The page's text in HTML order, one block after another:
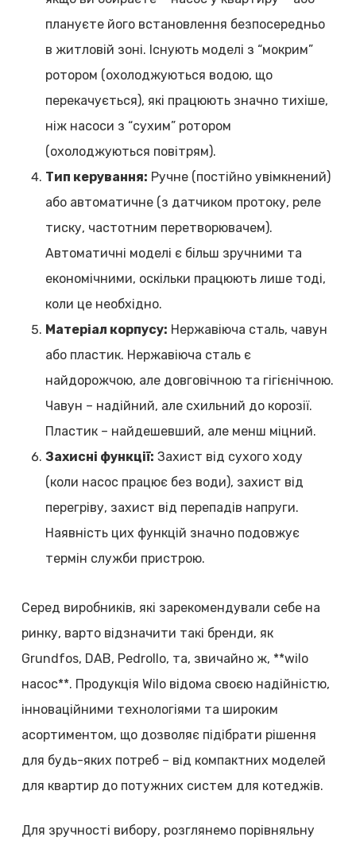
плануєте його встановлення безпосередньо
в житловій зоні. Існують моделі з “мокрим”
ротором (охолоджуються водою, що
перекачується), які працюють значно тихіше,
ніж насоси з “сухим” ротором
(охолоджуються повітрям).
Тип керування: Ручне (постійно увімкнений)
або автоматичне (з датчиком протоку, реле
тиску, частотним перетворювачем).
Автоматичні моделі є більш зручними та
економічними, оскільки працюють лише тоді,
коли це необхідно.
Матеріал корпусу: Нержавіюча сталь, чавун
або пластик. Нержавіюча сталь є
найдорожчою, але довговічною та гігієнічною.
Чавун – надійний, але схильний до корозії.
Пластик – найдешевший, але менш міцний.
Захисні функції: Захист від сухого ходу
(коли насос працює без води), захист від
перегріву, захист від перепадів напруги.
Наявність цих функцій значно подовжує
термін служби пристрою.
Серед виробників, які зарекомендували себе на
ринку, варто відзначити такі бренди, як
Grundfos, DAB, Pedrollo, та, звичайно ж, **wilo
насос**. Продукція Wilo відома своєю надійністю,
інноваційними технологіями та широким
асортиментом, що дозволяє підібрати рішення
для будь-яких потреб – від компактних моделей
для квартир до потужних систем для котеджів.
Для зручності вибору, розглянемо порівняльну